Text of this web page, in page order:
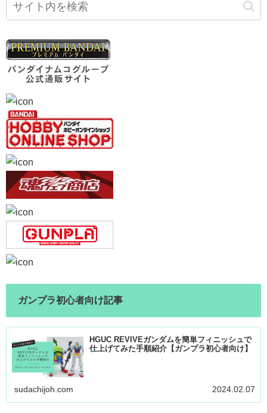
ガンプラ初心者向け記事
HGUC REVIVEガンダムを簡単フィニッシュで
仕上げてみた手順紹介【ガンプラ初心者向け】
sudachijoh.com 2024.02.07